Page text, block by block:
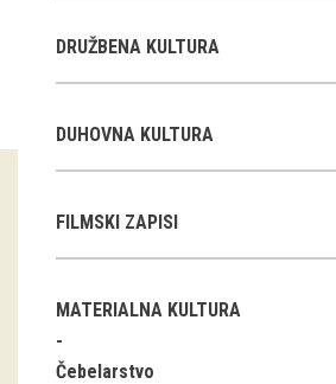
Gostovanja
E-razstave
Virtualni sprehodi
Napovednik
dogodki
DRUŽBENA KULTURA
DUHOVNA KULTURA
FILMSKI ZAPISI
MATERIALNA KULTURA
Čebelarstvo